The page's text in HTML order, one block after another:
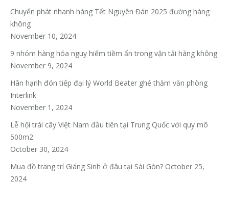
Chuyển phát nhanh hàng Tết Nguyên Đán 2025 đường hàng
không
November 10, 2024
9 nhóm hàng hóa nguy hiểm tiềm ẩn trong vận tải hàng không
November 9, 2024
Hân hạnh đón tiếp đại lý World Beater ghé thăm văn phòng
Interlink
November 1, 2024
Lễ hội trái cây Việt Nam đầu tiên tại Trung Quốc với quy mô
500m2
October 30, 2024
Mua đồ trang trí Giáng Sinh ở đâu tại Sài Gòn? October 25,
2024